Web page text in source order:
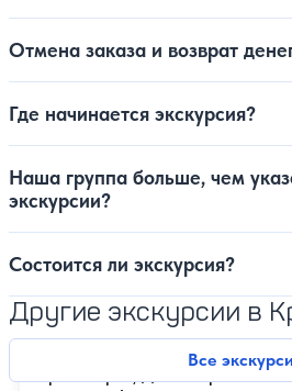
Отмена заказа и возврат
Где начинается экскурсия?
Наша группа больше, чем
экскурсии?
Состоится ли экскурсия?
Другие экскурсии в
Все